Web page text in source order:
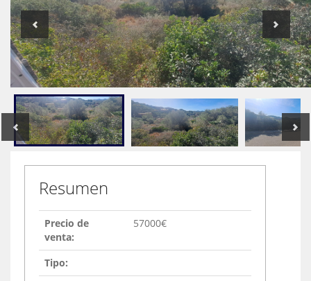
Resumen
Precio de
venta:
57000€
Tipo: